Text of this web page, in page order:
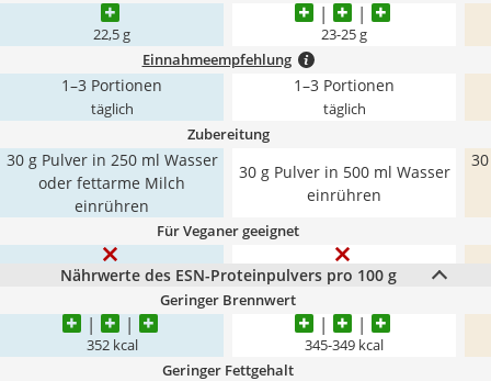
22,5 g 23-25 g
Einnahmeempfehlung
1–3 Portionen
täglich
1–3 Portionen
täglich
Zubereitung
30 g Pulver in 250 ml Wasser
oder fettarme Milch
einrühren
30 g Pulver in 500 ml Wasser
einrühren
Für Veganer geeignet
Nährwerte des ESN-Proteinpulvers pro 100 g
Geringer Brennwert
352 kcal 345-349 kcal
Geringer Fettgehalt